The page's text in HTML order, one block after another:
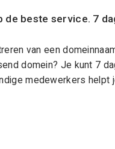
beste service. 7
van een
domein? Je kunt 7
medewerkers helpt